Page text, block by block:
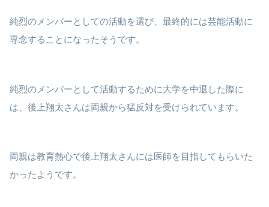
純烈のメンバーとしての活動を選び、最終的には芸能活動に
専念することになったそうです。
純烈のメンバーとして活動するために大学を中退した際に
は、後上翔太さんは両親から猛反対を受けられています。
両親は教育熱心で後上翔太さんには医師を目指してもらいた
かったようです。